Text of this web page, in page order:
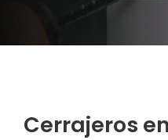
Cerrajeros